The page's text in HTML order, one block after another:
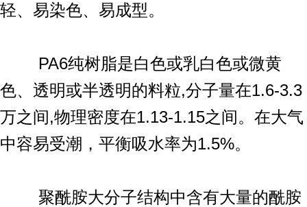
轻、易染色、易成型。
PA6纯树脂是白色或乳白色或微黄
色、透明或半透明的料粒,分子量在1.6-3.3
万之间,物理密度在1.13-1.15之间。在大气
中容易受潮，平衡吸水率为1.5%。
聚酰胺大分子结构中含有大量的酰胺